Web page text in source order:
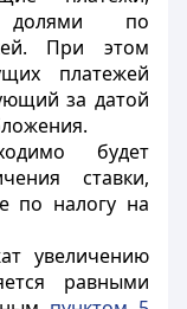
долями по
При этом
платежей
за датой
будет
ставки,
по налогу на
увеличению
равными